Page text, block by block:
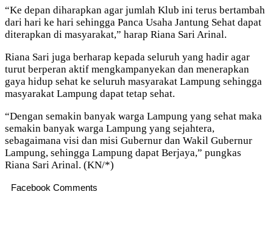
“Ke depan diharapkan agar jumlah Klub ini terus bertambah
dari hari ke hari sehingga Panca Usaha Jantung Sehat dapat
diterapkan di masyarakat,” harap Riana Sari Arinal.
Riana Sari juga berharap kepada seluruh yang hadir agar
turut berperan aktif mengkampanyekan dan menerapkan
gaya hidup sehat ke seluruh masyarakat Lampung sehingga
masyarakat Lampung dapat tetap sehat.
“Dengan semakin banyak warga Lampung yang sehat maka
semakin banyak warga Lampung yang sejahtera,
sebagaimana visi dan misi Gubernur dan Wakil Gubernur
Lampung, sehingga Lampung dapat Berjaya,” pungkas
Riana Sari Arinal. (KN/*)
Facebook Comments